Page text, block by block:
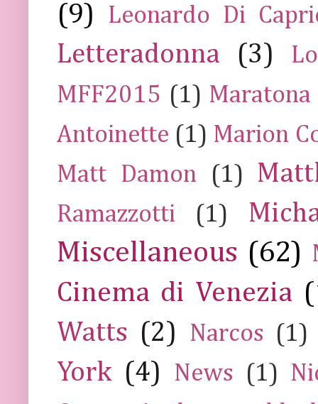
(9) Leonardo Di
Letteradonna (3)
MFF2015 (1) Maratona
Antoinette (1) Marion
Matt Damon
(1)
Ramazzotti (1)
Miscellaneous (62)
Cinema di Venezia
Watts (2) Narcos (1)
York (4) News (1)